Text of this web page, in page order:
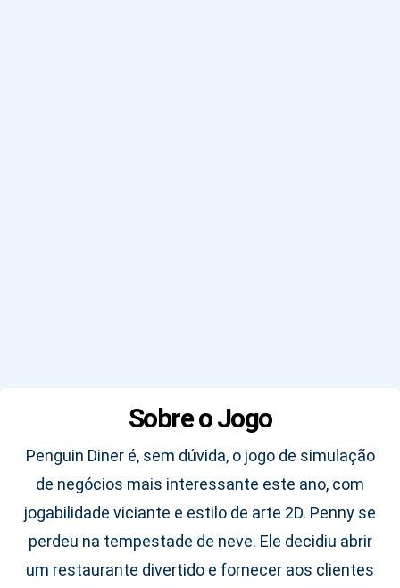
Sobre o Jogo
Penguin Diner é, sem dúvida, o jogo de simulação
de negócios mais interessante este ano, com
jogabilidade viciante e estilo de arte 2D. Penny se
perdeu na tempestade de neve. Ele decidiu abrir
um restaurante divertido e fornecer aos clientes